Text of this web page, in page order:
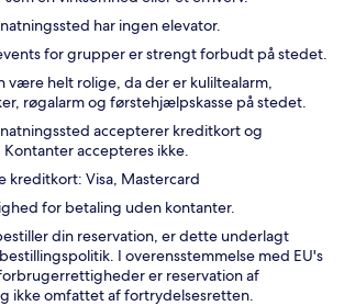
har ingen elevator.
for grupper er strengt forbudt på stedet.
være helt rolige, da der er kuliltealarm,
røgalarm og førstehjælpskasse på stedet.
accepterer kreditkort og
accepteres ikke.
kreditkort: Visa, Mastercard
for betaling uden kontanter.
din reservation, er dette underlagt
I overensstemmelse med EU's
er reservation af
ikke omfattet af fortrydelsesretten.